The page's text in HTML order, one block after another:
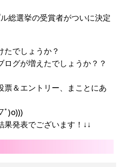
総選挙の受賞者がついに決定
たでしょうか？
グが増えたでしょうか？？
票＆エントリー、まことにあ
ﾟ)o)))
果発表でございます！↓↓